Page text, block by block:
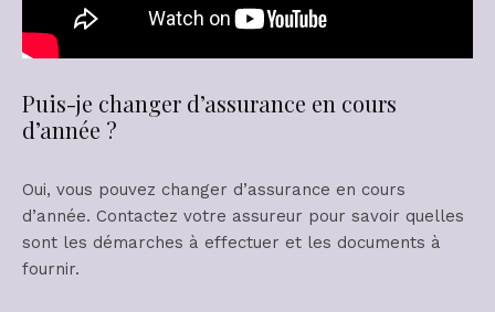
Puis-je changer d’assurance en cours
d’année ?
Oui, vous pouvez changer d’assurance en cours
d’année. Contactez votre assureur pour savoir quelles
sont les démarches à effectuer et les documents à
fournir.